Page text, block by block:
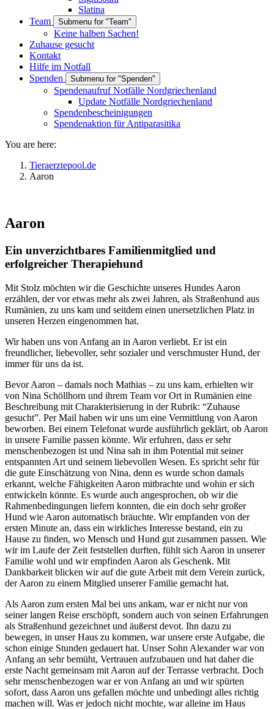
Slatina
Team
Submenu for "Team"
Keine halben Sachen!
Zuhause gesucht
Kontakt
Hilfe im Notfall
Spenden
Submenu for "Spenden"
Spendenaufruf Notfälle Nordgriechenland
Update Notfälle Nordgriechenland
Spendenbescheinigungen
Spendenaktion für Antiparasitika
You are here:
Tieraerztepool.de
Aaron
Aaron
Ein unverzichtbares Familienmitglied und
erfolgreicher Therapiehund
Mit Stolz möchten wir die Geschichte unseres Hundes Aaron
erzählen, der vor etwas mehr als zwei Jahren, als Straßenhund aus
Rumänien, zu uns kam und seitdem einen unersetzlichen Platz in
unseren Herzen eingenommen hat.
Wir haben uns von Anfang an in Aaron verliebt. Er ist ein
freundlicher, liebevoller, sehr sozialer und verschmuster Hund, der
immer für uns da ist.
Bevor Aaron – damals noch Mathias – zu uns kam, erhielten wir
von Nina Schöllhorn und ihrem Team vor Ort in Rumänien eine
Beschreibung mit Charakterisierung in der Rubrik: “Zuhause
gesucht”. Per Mail haben wir uns um eine Vermittlung von Aaron
beworben. Bei einem Telefonat wurde ausführlich geklärt, ob Aaron
in unsere Familie passen könnte. Wir erfuhren, dass er sehr
menschenbezogen ist und Nina sah in ihm Potential mit seiner
entspannten Art und seinem liebevollen Wesen. Es spricht sehr für
die gute Einschätzung von Nina, denn es wurde schon damals
erkannt, welche Fähigkeiten Aaron mitbrachte und wohin er sich
entwickeln könnte. Es wurde auch angesprochen, ob wir die
Rahmenbedingungen liefern konnten, die ein doch sehr großer
Hund wie Aaron automatisch bräuchte. Wir empfanden von der
ersten Minute an, dass ein wirkliches Interesse bestand, ein zu
Hause zu finden, wo Mensch und Hund gut zusammen passen. Wie
wir im Laufe der Zeit feststellen durften, fühlt sich Aaron in unserer
Familie wohl und wir empfinden Aaron als Geschenk. Mit
Dankbarkeit blicken wir auf die gute Arbeit mit dem Verein zurück,
der Aaron zu einem Mitglied unserer Familie gemacht hat.
Als Aaron zum ersten Mal bei uns ankam, war er nicht nur von
seiner langen Reise erschöpft, sondern auch von seinen Erfahrungen
als Straßenhund gezeichnet und äußerst devot. Ihn dazu zu
bewegen, in unser Haus zu kommen, war unsere erste Aufgabe, die
schon einige Stunden gedauert hat. Unser Sohn Alexander war von
Anfang an sehr bemüht, Vertrauen aufzubauen und hat daher die
erste Nacht gemeinsam mit Aaron auf der Terrasse verbracht. Doch
sehr menschenbezogen war er von Anfang an und wir spürten
sofort, dass Aaron uns gefallen möchte und unbedingt alles richtig
machen will. Was er jedoch nicht mochte, war alleine im Haus